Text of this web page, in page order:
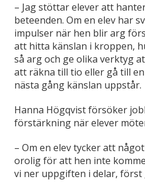
– Jag stöttar elever att
beteenden. Om en elev har
impulser när hen blir arg
att hitta känslan i kroppen,
så arg och ge olika verktyg
att räkna till tio eller gå till
nästa gång känslan uppstår.
Hanna Högqvist försöker
förstärkning när elever
– Om en elev tycker att
orolig för att hen inte
vi ner uppgiften i delar, först